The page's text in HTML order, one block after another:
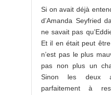
Si on avait déjà
d’Amanda Seyfried
ne savait pas
Et il en était peut
n’est pas le plus
pas non plus un
Sinon les deux
parfaitement à